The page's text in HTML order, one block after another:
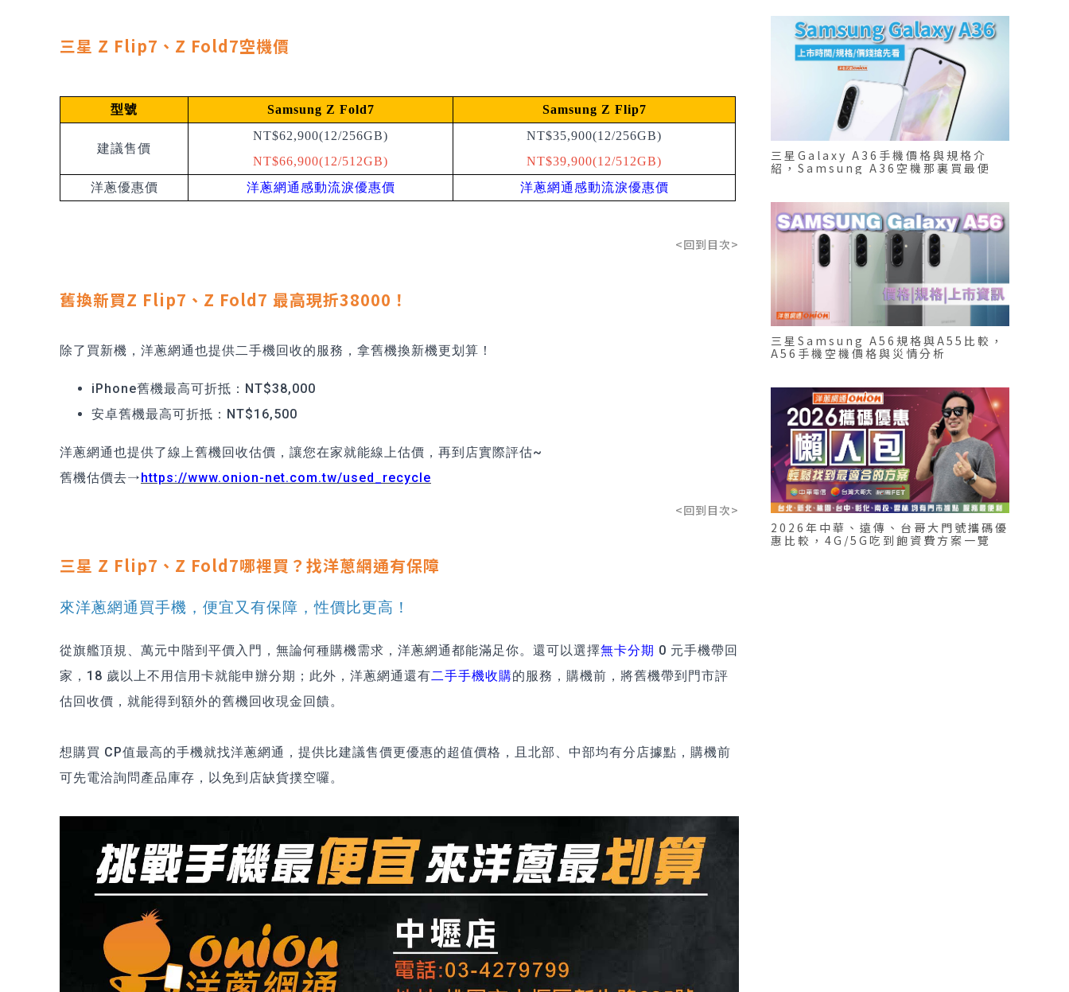
三星 Z Flip7、Z Fold7空機價
型號 Samsung Z Fold7 Samsung Z Flip7
建議售價
NT$62,900(12/256GB)
NT$66,900(12/512GB)
NT$35,900(12/256GB)
NT$39,900(12/512GB)
洋蔥優惠價 洋蔥網通感動流淚優惠價 洋蔥網通感動流淚優惠價
<回到目次>
舊換新買Z Flip7、Z Fold7 最高現折38000！
除了買新機，洋蔥網通也提供二手機回收的服務，拿舊機換新機更划算！
iPhone舊機最高可折抵：NT$38,000
安卓舊機最高可折抵：NT$16,500
洋蔥網通也提供了線上舊機回收估價，讓您在家就能線上估價，再到店實際評估~
舊機估價去→https://www.onion-net.com.tw/used_recycle
<回到目次>
三星 Z Flip7、Z Fold7哪裡買？找洋蔥網通有保障
來洋蔥網通買手機，便宜又有保障，性價比更高！
從旗艦頂規、萬元中階到平價入門，無論何種購機需求，洋蔥網通都能滿足你。還可以選擇無卡分期 0 元手機帶回
家，18 歲以上不用信用卡就能申辦分期；此外，洋蔥網通還有二手手機收購的服務，購機前，將舊機帶到門市評
估回收價，就能得到額外的舊機回收現金回饋。
想購買 CP值最高的手機就找洋蔥網通，提供比建議售價更優惠的超值價格，且北部、中部均有分店據點，購機前
可先電洽詢問產品庫存，以免到店缺貨撲空囉。
三星Galaxy A36手機價格與規格介
紹，Samsung A36空機那裏買最便
三星Samsung A56規格與A55比較，
A56手機空機價格與災情分析
2026年中華、遠傳、台哥大門號攜碼優
惠比較，4G/5G吃到飽資費方案一覽